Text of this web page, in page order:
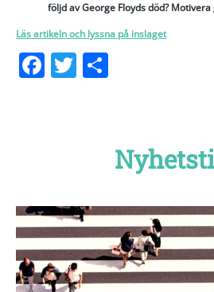
följd av George Floyds död?
Läs artikeln och lyssna på inslaget
Facebook
Twitter